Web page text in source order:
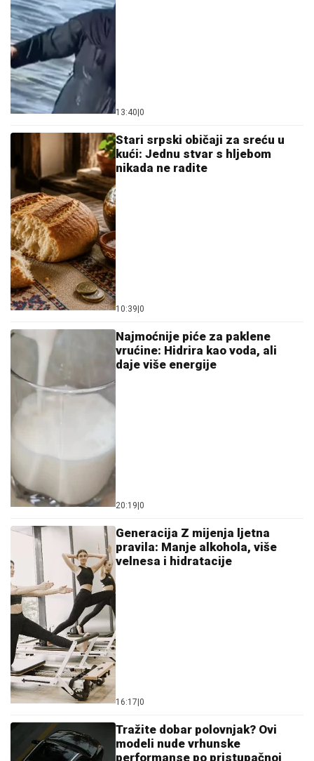
13:40 0
Stari srpski običaji za sreću u
kući: Jednu stvar s hljebom
nikada ne radite
10:39 0
Najmoćnije piće za paklene
vrućine: Hidrira kao voda, ali
daje više energije
20:19 0
Generacija Z mijenja ljetna
pravila: Manje alkohola, više
velnesa i hidratacije
16:17 0
Tražite dobar polovnjak? Ovi
modeli nude vrhunske
performanse po pristupačnoj